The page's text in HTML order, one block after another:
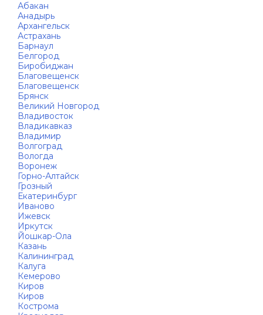
Абакан
Анадырь
Архангельск
Астрахань
Барнаул
Белгород
Биробиджан
Благовещенск
Благовещенск
Брянск
Великий Новгород
Владивосток
Владикавказ
Владимир
Волгоград
Вологда
Воронеж
Горно-Алтайск
Грозный
Екатеринбург
Иваново
Ижевск
Иркутск
Йошкар-Ола
Казань
Калининград
Калуга
Кемерово
Киров
Киров
Кострома